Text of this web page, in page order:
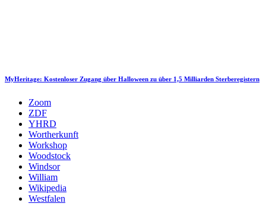
MyHeritage: Kostenloser Zugang über Halloween zu über 1,5 Milliarden Sterberegistern
Zoom
ZDF
YHRD
Wortherkunft
Workshop
Woodstock
Windsor
William
Wikipedia
Westfalen